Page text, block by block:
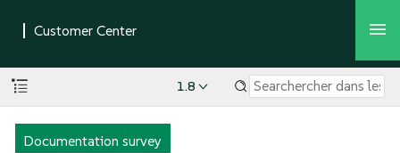
1.8
Documentation survey